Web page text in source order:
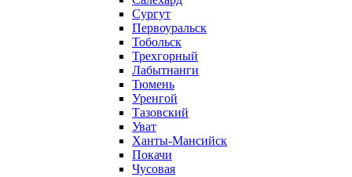
Сургут
Первоуральск
Тобольск
Трехгорный
Лабытнанги
Тюмень
Уренгой
Тазовский
Уват
Ханты-Мансийск
Покачи
Чусовая